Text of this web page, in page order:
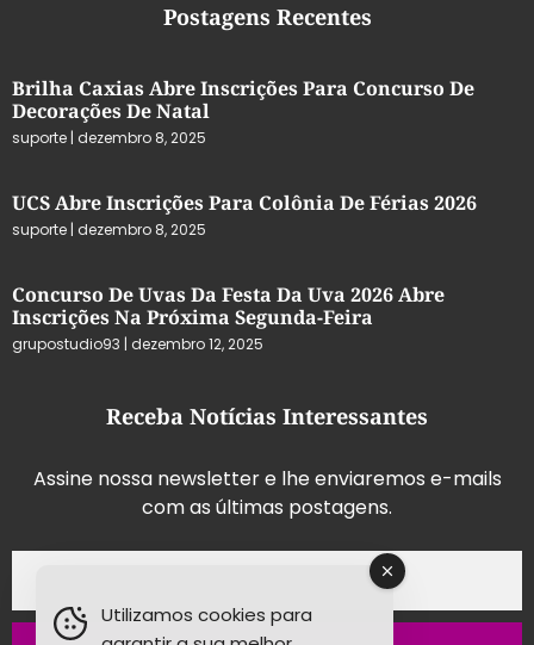
Postagens Recentes
Brilha Caxias Abre Inscrições Para Concurso De
Decorações De Natal
suporte dezembro 8, 2025
UCS Abre Inscrições Para Colônia De Férias 2026
suporte dezembro 8, 2025
Concurso De Uvas Da Festa Da Uva 2026 Abre
Inscrições Na Próxima Segunda-Feira
grupostudio93 dezembro 12, 2025
Receba Notícias Interessantes
Assine nossa newsletter e lhe enviaremos e-mails
com as últimas postagens.
Utilizamos cookies para